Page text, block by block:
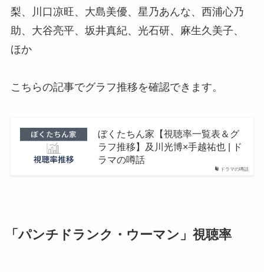
梨、川口凉旺、大島美優、星乃あんな、西浦心乃
助、大谷亮平、坂井真紀、光石研、麻生久美子、
ほか
こちらの記事でグラフ推移を確認できます。
ドラマの噂話
ぼくたちん家【視聴率一覧表＆グ
ラフ推移】及川光博×手越祐也 | ド
ラマの噂話
「パンチドランク・ウーマン」視聴率